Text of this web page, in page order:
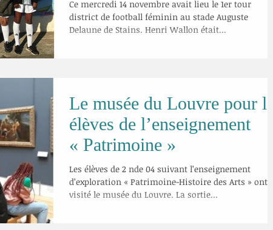
Ce mercredi 14 novembre avait lieu le 1er tour
district de football féminin au stade Auguste
Delaune de Stains. Henri Wallon était...
Le musée du Louvre pour les
élèves de l’enseignement
« Patrimoine »
Les élèves de 2 nde 04 suivant l’enseignement
d’exploration « Patrimoine-Histoire des Arts » ont
visité le musée du Louvre. La sortie...